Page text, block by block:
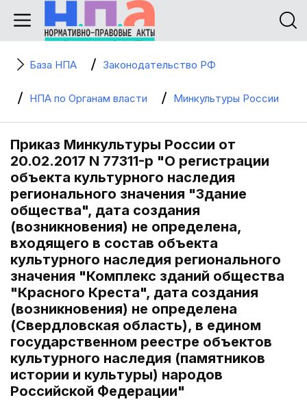
База НПА Законодательство РФ
НПА по Органам власти Минкультуры России
Приказ Минкультуры России от
20.02.2017 N 77311-р "О регистрации
объекта культурного наследия
регионального значения "Здание
общества", дата создания
(возникновения) не определена,
входящего в состав объекта
культурного наследия регионального
значения "Комплекс зданий общества
"Красного Креста", дата создания
(возникновения) не определена
(Свердловская область), в едином
государственном реестре объектов
культурного наследия (памятников
истории и культуры) народов
Российской Федерации"